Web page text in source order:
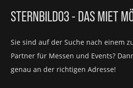
STERNBILD03 - DAS MIET
Sie sind auf der Suche nach einem
Partner für Messen und Events?
genau an der richtigen Adresse!